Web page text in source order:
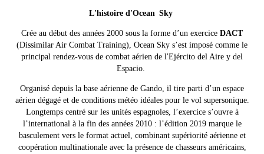
L'histoire d'Ocean Sky
Crée au début des années 2000 sous la forme d’un exercice DACT
(Dissimilar Air Combat Training), Ocean Sky s’est imposé comme le
principal rendez-vous de combat aérien de l'Ejército del Aire y del
Espacio.
Organisé depuis la base aérienne de Gando, il tire parti d’un espace
aérien dégagé et de conditions météo idéales pour le vol supersonique.
Longtemps centré sur les unités espagnoles, l’exercice s’ouvre à
l’international à la fin des années 2010 : l’édition 2019 marque le
basculement vers le format actuel, combinant supériorité aérienne et
coopération multinationale avec la présence de chasseurs américains,